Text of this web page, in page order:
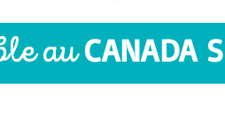
auCANADA